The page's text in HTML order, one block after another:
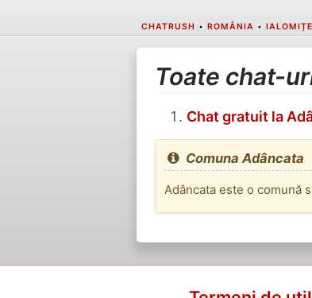
CHATRUSH • ROMÂNIA •
Toate chat-
Chat gratuit la
Comuna Adâncata
Adâncata este o comună